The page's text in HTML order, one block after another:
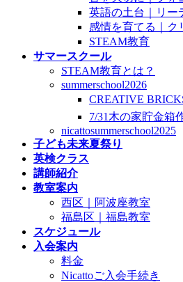
英語の土台｜リー
感情を育てる｜ク
STEAM教育
サマースクール
STEAM教育とは？
summerschool2026
CREATIVE
7/31木の家貯金箱
nicattosummerschool2025
子ども未来夏祭り
英検クラス
講師紹介
教室案内
西区｜阿波座教室
福島区｜福島教室
スケジュール
入会案内
料金
Nicattoご入会手続き